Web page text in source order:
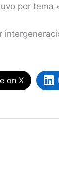
por
on X